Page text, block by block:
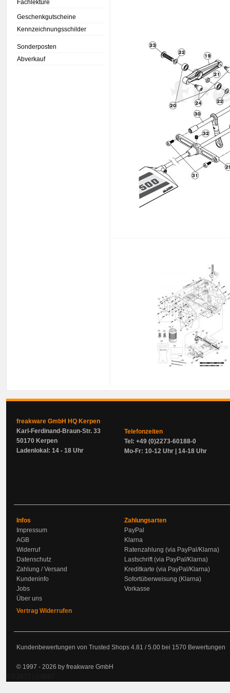
Fachlektüre
Geschenkgutscheine
Kennzeichnungsschilder
Sonderposten
Abverkauf
freakware GmbH HQ Kerpen
Karl-Ferdinand-Braun-Str. 33
50170 Kerpen
Ladenlokal: 14 - 18 Uhr
Telefonzeiten
Tel: +49 (0)2273-60188-0
Mo-Fr: 10-12 Uhr | 14-18 Uhr
Infos
Impressum
AGB
Widerruf
Datenschutz
Zahlung / Versand
Kundeninfo
Jobs
Über uns
Vertrag Widerrufen
Zahlungsarten
PayPal
Klarna
Ratenzahlung (via PayPal/Klarna)
Lastschrift (via PayPal/Klarna)
Kreditkarte (via PayPal/Klarna)
Sofortüberweisung (Klarna)
Vorkasse
Kundenbewertungen von Trusted Shops 4.81 /5.00 bei 1570 Bewertungen
© 1997 - 2026 by freakware GmbH